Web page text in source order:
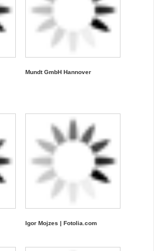
Mundt GmbH Hannover
Igor Mojzes | Fotolia.com